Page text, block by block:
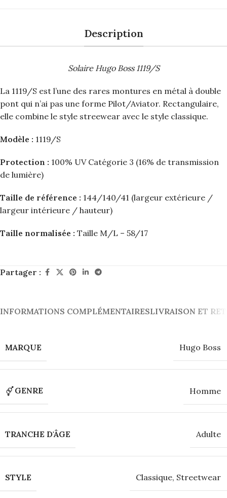
Description
Solaire Hugo Boss 1119/S
La 1119/S est l’une des rares montures en métal à double
pont qui n’ai pas une forme Pilot/Aviator. Rectangulaire,
elle combine le style streewear avec le style classique.
Modèle : 1119/S
Protection : 100% UV Catégorie 3 (16% de transmission
de lumière)
Taille de référence : 144/140/41 (largeur extérieure /
largeur intérieure / hauteur)
Taille normalisée : Taille M/L – 58/17
Partager :
INFORMATIONS COMPLÉMENTAIRESLIVRAISON ET
MARQUE Hugo Boss
GENRE Homme
TRANCHE D'ÂGE Adulte
STYLE Classique, Streetwear